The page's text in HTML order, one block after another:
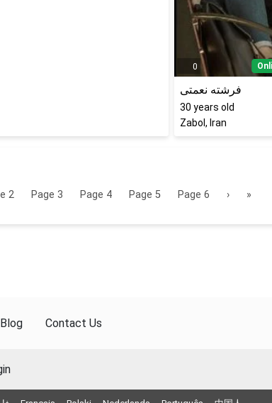
0
فرشته نعمتی
30 years old
Zabol, Iran
2 Page 3 Page 4 Page 5 Page 6 › »
Blog Contact Us